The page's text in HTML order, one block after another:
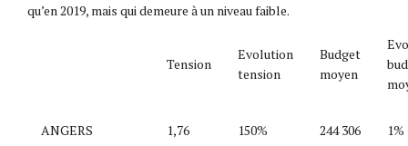
qu’en 2019, mais qui demeure à un niveau faible.
Tension
Evolution
tension
Budget
moyen
ANGERS 1,76 150% 244 306 1%